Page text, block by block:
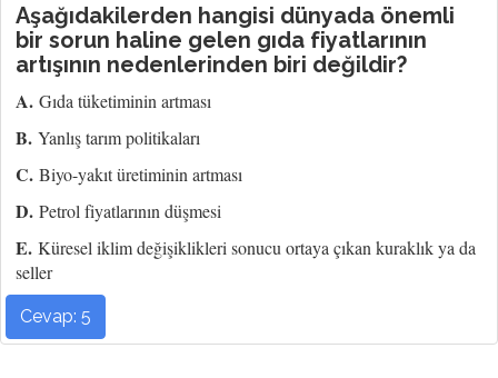
Aşağıdakilerden hangisi dünyada önemli
bir sorun haline gelen gıda fiyatlarının
artışının nedenlerinden biri değildir?
A. Gıda tüketiminin artması
B. Yanlış tarım politikaları
C. Biyo-yakıt üretiminin artması
D. Petrol fiyatlarının düşmesi
E. Küresel iklim değişiklikleri sonucu ortaya çıkan kuraklık ya da
seller
Cevap: 5